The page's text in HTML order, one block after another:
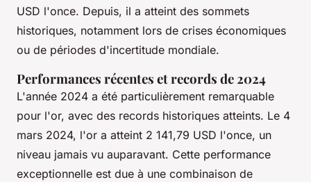
USD l'once. Depuis, il a atteint des sommets
historiques, notamment lors de crises économiques
ou de périodes d'incertitude mondiale.
Performances récentes et records de 2024
L'année 2024 a été particulièrement remarquable
pour l'or, avec des records historiques atteints. Le 4
mars 2024, l'or a atteint 2 141,79 USD l'once, un
niveau jamais vu auparavant. Cette performance
exceptionnelle est due à une combinaison de